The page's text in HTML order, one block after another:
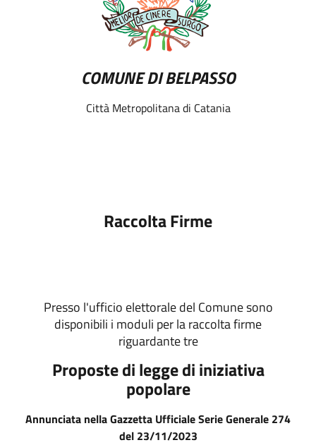
COMUNE DI BELPASSO
Città Metropolitana di Catania
Raccolta Firme
Presso l'ufficio elettorale del Comune sono
disponibili i moduli per la raccolta firme
riguardante tre
Proposte di legge di iniziativa
popolare
Annunciata nella Gazzetta Ufficiale Serie Generale 274
del 23/11/2023